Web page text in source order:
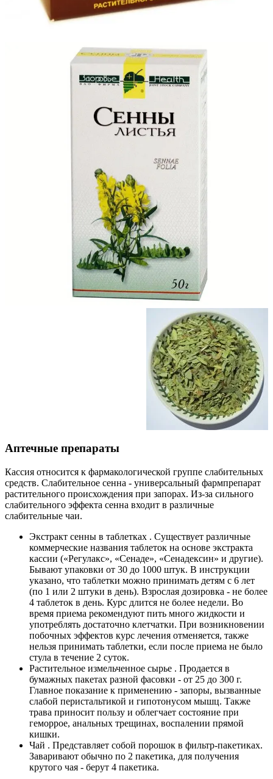
Аптечные препараты
Кассия относится к фармакологической группе слабительных
средств. Слабительное сенна - универсальный фармпрепарат
растительного происхождения при запорах. Из-за сильного
слабительного эффекта сенна входит в различные
слабительные чаи.
Экстракт сенны в таблетках . Существует различные
коммерческие названия таблеток на основе экстракта
кассии («Регулакс», «Сенаде», «Сенадексин» и другие).
Бывают упаковки от 30 до 1000 штук. В инструкции
указано, что таблетки можно принимать детям с 6 лет
(по 1 или 2 штуки в день). Взрослая дозировка - не более
4 таблеток в день. Курс длится не более недели. Во
время приема рекомендуют пить много жидкости и
употреблять достаточно клетчатки. При возникновении
побочных эффектов курс лечения отменяется, также
нельзя принимать таблетки, если после приема не было
стула в течение 2 суток.
Растительное измельченное сырье . Продается в
бумажных пакетах разной фасовки - от 25 до 300 г.
Главное показание к применению - запоры, вызванные
слабой перистальтикой и гипотонусом мышц. Также
трава приносит пользу и облегчает состояние при
геморрое, анальных трещинах, воспалении прямой
кишки.
Чай . Представляет собой порошок в фильтр-пакетиках.
Заваривают обычно по 2 пакетика, для получения
крутого чая - берут 4 пакетика.